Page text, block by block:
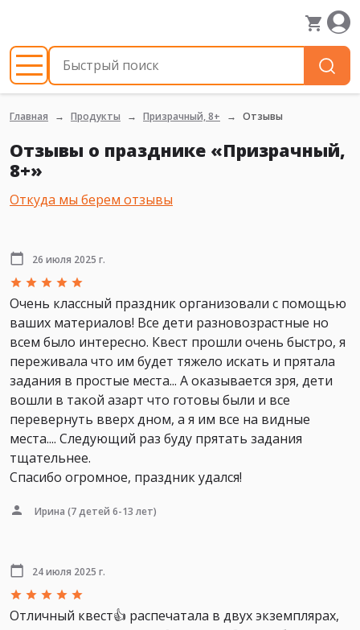
Главная Продукты Призрачный, 8+ Отзывы
Отзывы о празднике «Призрачный,
8+»
Откуда мы берем отзывы
26 июля 2025 г.
Очень классный праздник организовали с помощью
ваших материалов! Все дети разновозрастные но
всем было интересно. Квест прошли очень быстро, я
переживала что им будет тяжело искать и прятала
задания в простые места... А оказывается зря, дети
вошли в такой азарт что готовы были и все
перевернуть вверх дном, а я им все на видные
места.... Следующий раз буду прятать задания
тщательнее.
Спасибо огромное, праздник удался!
Ирина (7 детей 6-13 лет)
24 июля 2025 г.
Отличный квест👍 распечатала в двух экземплярах,